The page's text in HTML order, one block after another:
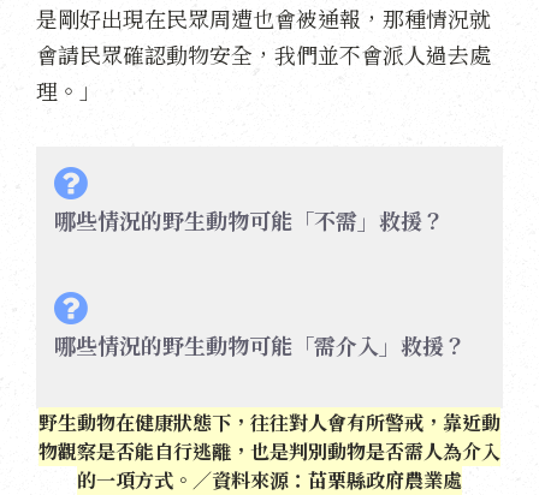
是剛好出現在民眾周遭也會被通報，那種情況就
會請民眾確認動物安全，我們並不會派人過去處
理。」
哪些情況的野生動物可能「不需」救援？
哪些情況的野生動物可能「需介入」救援？
野生動物在健康狀態下，往往對人會有所警戒，靠近動
物觀察是否能自行逃離，也是判別動物是否需人為介入
的一項方式。／資料來源：苗栗縣政府農業處